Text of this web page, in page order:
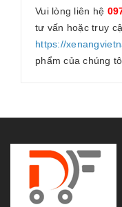
Vui lòng liên hệ
tư vấn hoặc truy
https://
phẩm của chúng